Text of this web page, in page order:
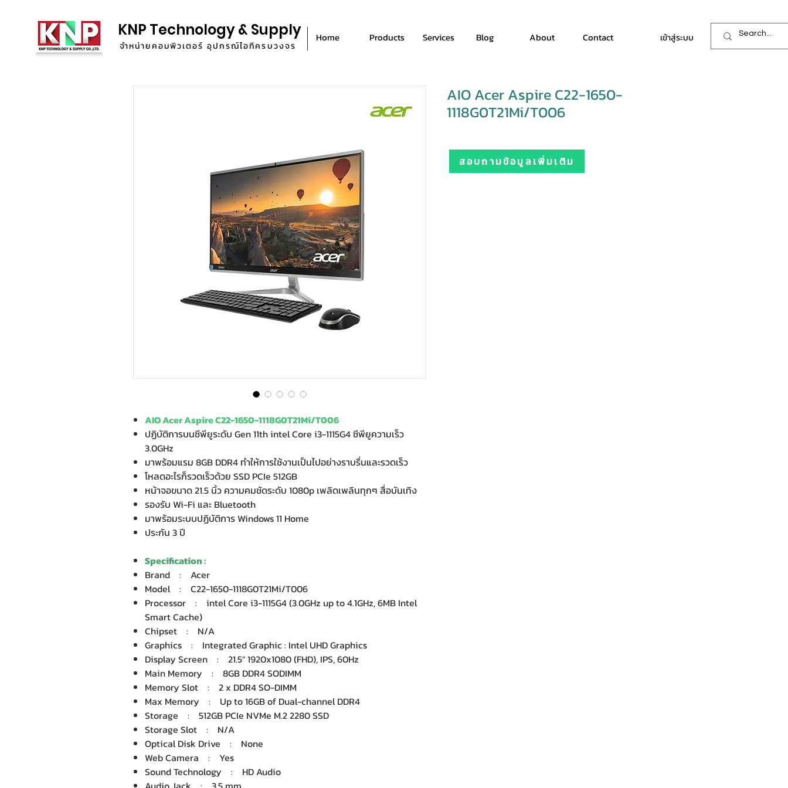
KNP Technology & Supply
จำหน่ายคอมพิวเตอร์ อุปกรณ์ไอทีครบวงจร
Home Products Services Blog About Contact เข้าสู่ระบบ
AIO Acer Aspire C22-1650-1118G0T21Mi/T006
ปฏิบัติการบนซีพียูระดับ Gen 11th intel Core i3-1115G4 ซีพียูความเร็ว
3.0GHz
มาพร้อมแรม 8GB DDR4 ทำให้การใช้งานเป็นไปอย่างราบรื่นและรวดเร็ว
โหลดอะไรก็รวดเร็วด้วย SSD PCIe 512GB
หน้าจอขนาด 21.5 นิ้ว ความคมชัดระดับ 1080p เพลิดเพลินทุกๆ สื่อบันเทิง
รองรับ Wi-Fi และ Bluetooth
มาพร้อมระบบปฏิบัติการ Windows 11 Home
ประกัน 3 ปี
Specification :
Brand : Acer
Model : C22-1650-1118G0T21Mi/T006
Processor : intel Core i3-1115G4 (3.0GHz up to 4.1GHz, 6MB Intel
Smart Cache)
Chipset : N/A
Graphics : Integrated Graphic : Intel UHD Graphics
Display Screen : 21.5" 1920x1080 (FHD), IPS, 60Hz
Main Memory : 8GB DDR4 SODIMM
Memory Slot : 2 x DDR4 SO-DIMM
Max Memory : Up to 16GB of Dual-channel DDR4
Storage : 512GB PCIe NVMe M.2 2280 SSD
Storage Slot : N/A
Optical Disk Drive : None
Web Camera : Yes
Sound Technology : HD Audio
AIO Acer Aspire C22-1650-
1118G0T21Mi/T006
สอบถามข้อมูลเพิ่มเติม